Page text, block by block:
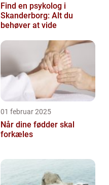
Find en psykolog i
Skanderborg: Alt du
behøver at vide
01 februar 2025
Når dine fødder skal
forkæles